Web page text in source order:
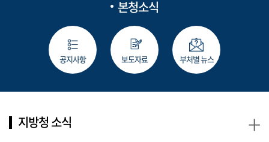
본청소식
공지사항 보도자료 부처별 뉴스
지방청 소식 +